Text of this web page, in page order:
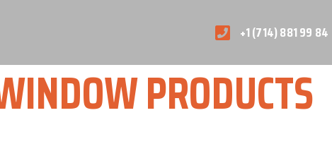
+1 (714) 881 99 84
PRODUCTS